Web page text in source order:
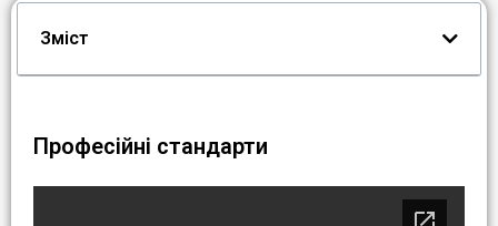
Зміст
Професійні стандарти